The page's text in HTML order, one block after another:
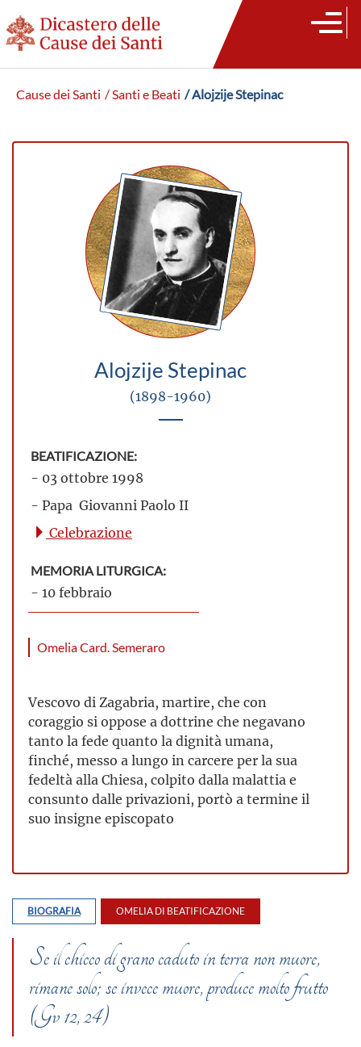
Cause dei Santi / Santi e Beati / Alojzije Stepinac
Alojzije Stepinac
(1898-1960)
BEATIFICAZIONE:
- 03 ottobre 1998
- Papa Giovanni Paolo II
Celebrazione
MEMORIA LITURGICA:
- 10 febbraio
Omelia Card. Semeraro
Vescovo di Zagabria, martire, che con
coraggio si oppose a dottrine che negavano
tanto la fede quanto la dignità umana,
finché, messo a lungo in carcere per la sua
fedeltà alla Chiesa, colpito dalla malattia e
consunto dalle privazioni, portò a termine il
suo insigne episcopato
BIOGRAFIA OMELIA DI BEATIFICAZIONE
Se il chicco di grano caduto in terra non muore,
rimane solo; se invece muore, produce molto frutto
(Gv 12, 24)